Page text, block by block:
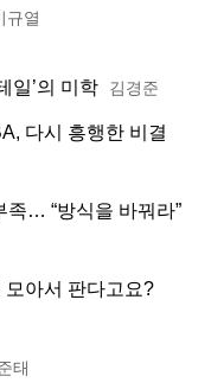
규열
일’의 미학 김경준
다시 흥행한 비결
족… “방식을 바꿔라”
모아서 판다고요?
태